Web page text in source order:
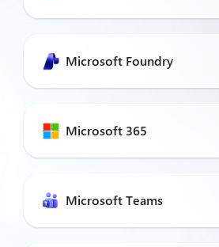
Microsoft Foundry
Microsoft 365
Microsoft Teams